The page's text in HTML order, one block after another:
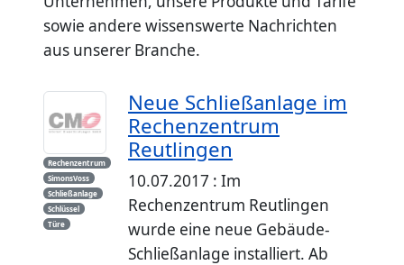
sowie andere wissenswerte Nachrichten
aus unserer Branche.
Rechenzentrum
SimonsVoss
Schließanlage
Schlüssel
Türe
Neue Schließanlage im
Rechenzentrum
Reutlingen
10.07.2017 : Im
Rechenzentrum Reutlingen
wurde eine neue Gebäude-
Schließanlage installiert. Ab